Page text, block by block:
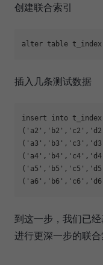
创建联合索引
插入几条测试数据
insert into t_index
( 'a2' , 'b2' , 'c2' ,
( 'a3' , 'b3' , 'c3' ,
( 'a4' , 'b4' , 'c4' ,
( 'a5' , 'b5' , 'c5' ,
( 'a6' , 'b6' , 'c6' ,
到这一步，我们已
进行更深一步的联合